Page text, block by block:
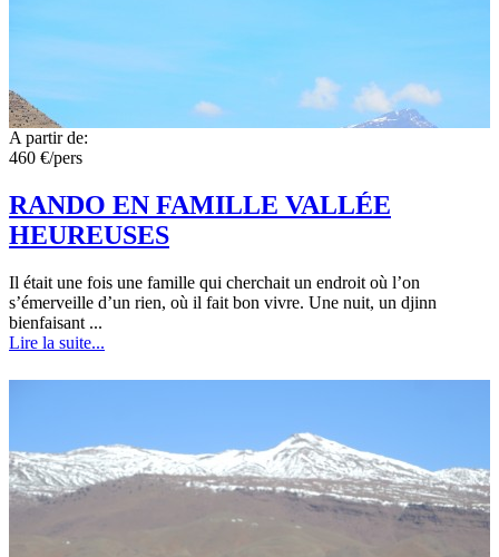
A partir de:
460 €/pers
RANDO EN FAMILLE VALLÉE
HEUREUSES
Il était une fois une famille qui cherchait un endroit où l’on
s’émerveille d’un rien, où il fait bon vivre. Une nuit, un djinn
bienfaisant ...
Lire la suite...